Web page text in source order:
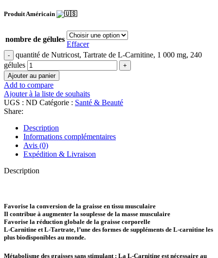
Produit Américain
nombre de gélules
Effacer
quantité de Nutricost, Tartrate de L-Carnitine, 1 000 mg, 240
gélules
Ajouter au panier
Add to compare
Ajouter à la liste de souhaits
UGS : ND Catégorie : Santé & Beauté
Share:
Description
Informations complémentaires
Avis (0)
Expédition & Livraison
Description
Favorise la conversion de la graisse en tissu musculaire
Il contribue à augmenter la souplesse de la masse musculaire
Favorise la réduction globale de la graisse corporelle
L-Carnitine et L-Tartrate, l’une des formes de suppléments de L-carnitine les
plus biodisponibles au monde.
Métabolisme des graisses sans stimulant : La L-Carnitine est nécessaire au